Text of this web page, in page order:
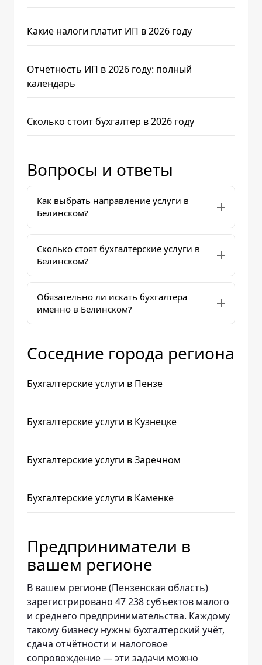
Какие налоги платит ИП в 2026 году
Отчётность ИП в 2026 году: полный
календарь
Сколько стоит бухгалтер в 2026 году
Вопросы и ответы
Как выбрать направление услуги в
Белинском?
Сколько стоят бухгалтерские услуги в
Белинском?
Обязательно ли искать бухгалтера
именно в Белинском?
Соседние города региона
Бухгалтерские услуги в Пензе
Бухгалтерские услуги в Кузнецке
Бухгалтерские услуги в Заречном
Бухгалтерские услуги в Каменке
Предприниматели в
вашем регионе
В вашем регионе (Пензенская область)
зарегистрировано 47 238 субъектов малого
и среднего предпринимательства. Каждому
такому бизнесу нужны бухгалтерский учёт,
сдача отчётности и налоговое
сопровождение — эти задачи можно